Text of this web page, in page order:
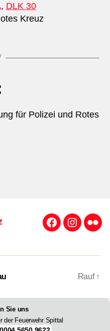
, DLK 30
Kreuz
für Polizei und Rotes
Facebook
Rauf ↑
Sie uns
der Feuerwehr Spittal